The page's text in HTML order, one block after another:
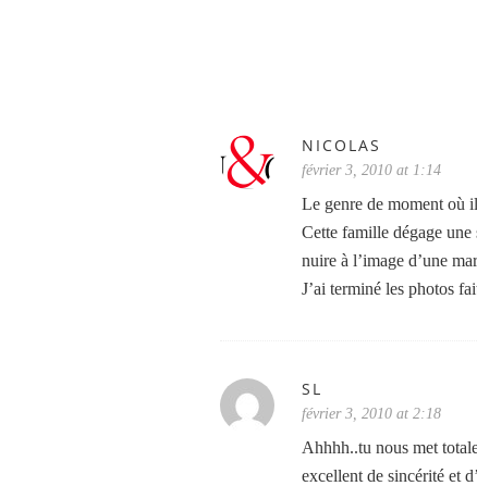
NICOLAS
février 3, 2010 at 1:14
Le genre de moment où
Cette famille dégage une
nuire à l’image d’une
J’ai terminé les photos
SL
février 3, 2010 at 2:18
Ahhhh..tu nous met
excellent de sincérité et